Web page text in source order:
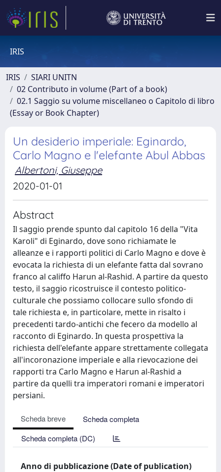
IRIS
IRIS
SIARI UNITN
02 Contributo in volume (Part of a book)
02.1 Saggio su volume miscellaneo o Capitolo di libro
(Essay or Book Chapter)
Un desiderio imperiale: Eginardo,
Carlo Magno e l'elefante Abul Abbas
Albertoni, Giuseppe
2020-01-01
Abstract
Il saggio prende spunto dal capitolo 16 della "Vita
Karoli" di Eginardo, dove sono richiamate le
alleanze e i rapporti politici di Carlo Magno e dove è
evocata la richiesta di un elefante fatta dal sovrano
franco al califfo Harun al-Rashid. A partire da questo
testo, il saggio ricostruisce il contesto politico-
culturale che possiamo collocare sullo sfondo di
tale richiesta e, in particolare, mette in risalto i
precedenti tardo-antichi che fecero da modello al
racconto di Eginardo. In questa prospettiva la
richiesta dell'elefante appare strettamente collegata
all'incoronazione imperiale e alla rievocazione dei
rapporti tra Carlo Magno e Harun al-Rashid a
partire da quelli tra imperatori romani e imperatori
persiani.
Scheda breve
Scheda completa
Scheda completa (DC)
Anno di pubblicazione (Date of publication)